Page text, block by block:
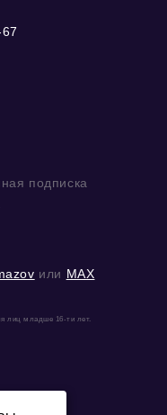
подписка
или MAX
лиц младше 16-ти лет.